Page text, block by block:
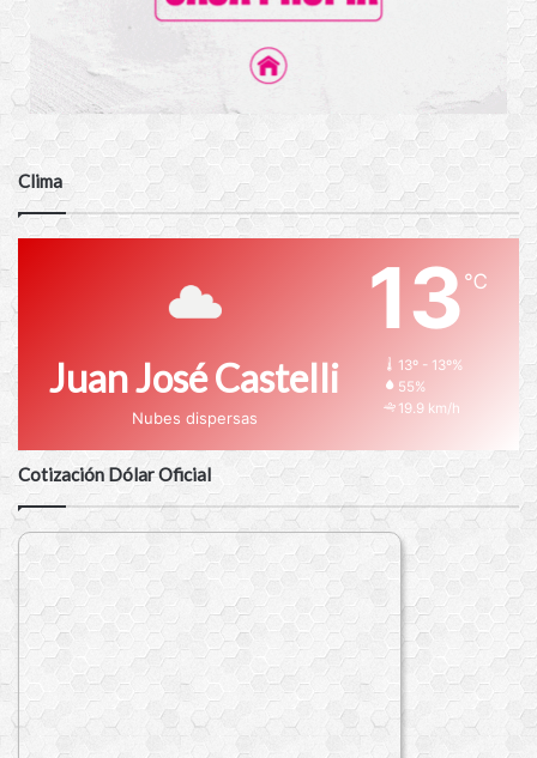
Clima
Juan José Castelli
Nubes dispersas
13℃
13º - 13º%
55%
19.9 km/h
Cotización Dólar Oficial